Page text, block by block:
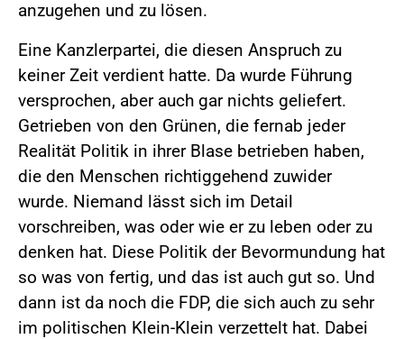
anzu­gehen und zu lösen.
Eine Kanzlerpartei, die diesen Anspruch zu
keiner Zeit verdient hatte. Da wurde Führung
versprochen, aber auch gar nichts geliefert.
Getrieben von den Grünen, die fernab jeder
Realität Politik in ihrer Blase betrieben haben,
die den Menschen richtiggehend zuwider
wurde. Niemand lässt sich im Detail
vorschreiben, was oder wie er zu leben oder zu
denken hat. Diese Politik der Bevormundung hat
so was von fertig, und das ist auch gut so. Und
dann ist da noch die FDP, die sich auch zu sehr
im politischen Klein-Klein verzettelt hat. Dabei